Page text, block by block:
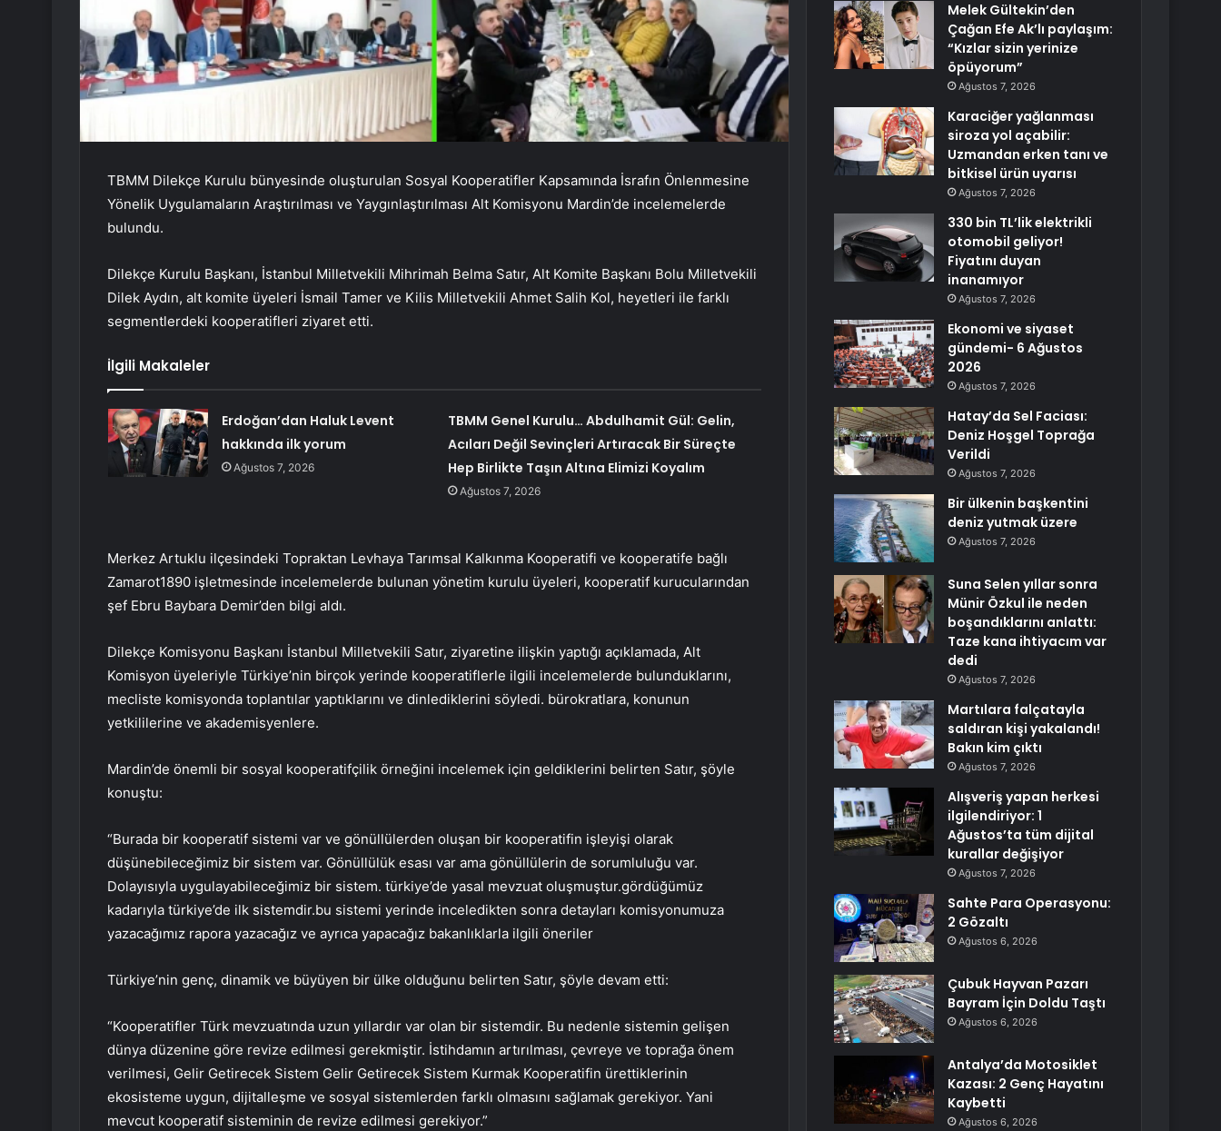
TBMM Dilekçe Kurulu bünyesinde oluşturulan Sosyal Kooperatifler Kapsamında İsrafın Önlenmesine
Yönelik Uygulamaların Araştırılması ve Yaygınlaştırılması Alt Komisyonu Mardin’de incelemelerde
bulundu.
Dilekçe Kurulu Başkanı, İstanbul Milletvekili Mihrimah Belma Satır, Alt Komite Başkanı Bolu Milletvekili
Dilek Aydın, alt komite üyeleri İsmail Tamer ve Kilis Milletvekili Ahmet Salih Kol, heyetleri ile farklı
segmentlerdeki kooperatifleri ziyaret etti.
İlgili Makaleler
Erdoğan’dan Haluk Levent
hakkında ilk yorum
Ağustos 7, 2026
TBMM Genel Kurulu… Abdulhamit Gül: Gelin,
Acıları Değil Sevinçleri Artıracak Bir Süreçte
Hep Birlikte Taşın Altına Elimizi Koyalım
Ağustos 7, 2026
Merkez Artuklu ilçesindeki Topraktan Levhaya Tarımsal Kalkınma Kooperatifi ve kooperatife bağlı
Zamarot1890 işletmesinde incelemelerde bulunan yönetim kurulu üyeleri, kooperatif kurucularından
şef Ebru Baybara Demir’den bilgi aldı.
Dilekçe Komisyonu Başkanı İstanbul Milletvekili Satır, ziyaretine ilişkin yaptığı açıklamada, Alt
Komisyon üyeleriyle Türkiye’nin birçok yerinde kooperatiflerle ilgili incelemelerde bulunduklarını,
mecliste komisyonda toplantılar yaptıklarını ve dinlediklerini söyledi. bürokratlara, konunun
yetkililerine ve akademisyenlere.
Mardin’de önemli bir sosyal kooperatifçilik örneğini incelemek için geldiklerini belirten Satır, şöyle
konuştu:
“Burada bir kooperatif sistemi var ve gönüllülerden oluşan bir kooperatifin işleyişi olarak
düşünebileceğimiz bir sistem var. Gönüllülük esası var ama gönüllülerin de sorumluluğu var.
Dolayısıyla uygulayabileceğimiz bir sistem. türkiye’de yasal mevzuat oluşmuştur.gördüğümüz
kadarıyla türkiye’de ilk sistemdir.bu sistemi yerinde inceledikten sonra detayları komisyonumuza
yazacağımız rapora yazacağız ve ayrıca yapacağız bakanlıklarla ilgili öneriler
Türkiye’nin genç, dinamik ve büyüyen bir ülke olduğunu belirten Satır, şöyle devam etti:
“Kooperatifler Türk mevzuatında uzun yıllardır var olan bir sistemdir. Bu nedenle sistemin gelişen
dünya düzenine göre revize edilmesi gerekmiştir. İstihdamın artırılması, çevreye ve toprağa önem
verilmesi, Gelir Getirecek Sistem Gelir Getirecek Sistem Kurmak Kooperatifin ürettiklerinin
ekosisteme uygun, dijitalleşme ve sosyal sistemlerden farklı olmasını sağlamak gerekiyor. Yani
mevcut kooperatif sisteminin de revize edilmesi gerekiyor.”
Melek Gültekin’den
Çağan Efe Ak’lı paylaşım:
“Kızlar sizin yerinize
öpüyorum”
Ağustos 7, 2026
Karaciğer yağlanması
siroza yol açabilir:
Uzmandan erken tanı ve
bitkisel ürün uyarısı
Ağustos 7, 2026
330 bin TL’lik elektrikli
otomobil geliyor!
Fiyatını duyan
inanamıyor
Ağustos 7, 2026
Ekonomi ve siyaset
gündemi- 6 Ağustos
2026
Ağustos 7, 2026
Hatay’da Sel Faciası:
Deniz Hoşgel Toprağa
Verildi
Ağustos 7, 2026
Bir ülkenin başkentini
deniz yutmak üzere
Ağustos 7, 2026
Suna Selen yıllar sonra
Münir Özkul ile neden
boşandıklarını anlattı:
Taze kana ihtiyacım var
dedi
Ağustos 7, 2026
Martılara falçatayla
saldıran kişi yakalandı!
Bakın kim çıktı
Ağustos 7, 2026
Alışveriş yapan herkesi
ilgilendiriyor: 1
Ağustos’ta tüm dijital
kurallar değişiyor
Ağustos 7, 2026
Sahte Para Operasyonu:
2 Gözaltı
Ağustos 6, 2026
Çubuk Hayvan Pazarı
Bayram İçin Doldu Taştı
Ağustos 6, 2026
Antalya’da Motosiklet
Kazası: 2 Genç Hayatını
Kaybetti
Ağustos 6, 2026